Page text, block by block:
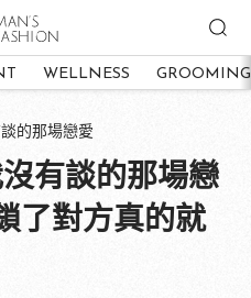
WELLNESS GROOMING
的那場戀愛
沒有談的那場戀
了對方真的就